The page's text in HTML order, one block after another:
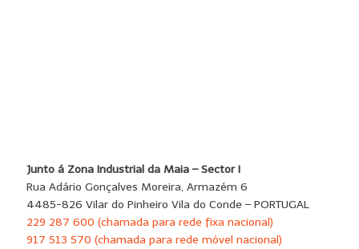
Junto á Zona Industrial da Maia – Sector I
Rua Adário Gonçalves Moreira, Armazém 6
4485-826 Vilar do Pinheiro Vila do Conde – PORTUGAL
229 287 600 (chamada para rede fixa nacional)
917 513 570 (chamada para rede móvel nacional)